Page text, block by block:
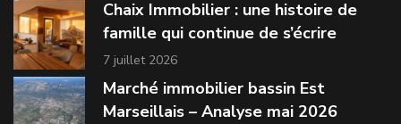
Chaix Immobilier : une histoire de
famille qui continue de s’écrire
7 juillet 2026
Marché immobilier bassin Est
Marseillais – Analyse mai 2026